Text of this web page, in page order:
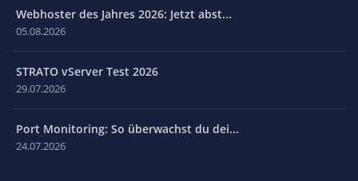
Webhoster des Jahres 2026: Jetzt abst...
05.08.2026
STRATO vServer Test 2026
29.07.2026
Port Monitoring: So überwachst du dei...
24.07.2026